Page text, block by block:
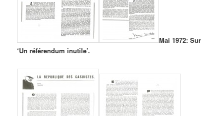
Mai 1972: Sur
‘Un référendum inutile’.